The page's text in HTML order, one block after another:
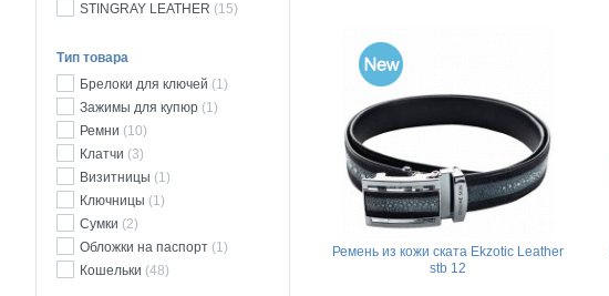
STINGRAY LEATHER (15)
Тип товара
Брелоки для ключей (1)
Зажимы для купюр (1)
Ремни (10)
Клатчи (3)
Визитницы (1)
Ключницы (1)
Сумки (2)
Обложки на паспорт (1)
Кошельки (48)
Ремень из кожи ската Ekzotic Leather
stb 12